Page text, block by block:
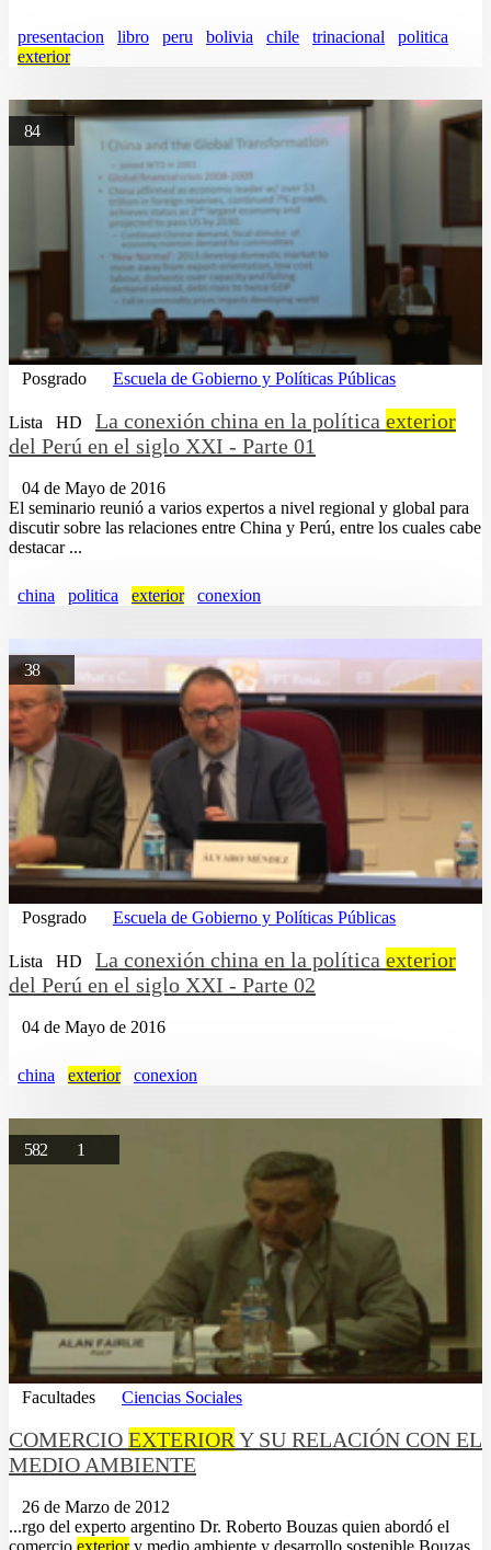
presentacion libro peru bolivia chile trinacional
politica
exterior
84
Posgrado Escuela de Gobierno y Políticas Públicas
Lista HD La conexión china en la política exterior
del Perú en el siglo XXI - Parte 01
04 de Mayo de 2016
El seminario reunió a varios expertos a nivel regional y global para
discutir sobre las relaciones entre China y Perú, entre los cuales cabe
destacar ...
china politica exterior conexion
38
Posgrado Escuela de Gobierno y Políticas Públicas
Lista HD La conexión china en la política exterior
del Perú en el siglo XXI - Parte 02
04 de Mayo de 2016
china exterior conexion
582 1
Facultades Ciencias Sociales
COMERCIO EXTERIOR Y SU RELACIÓN CON EL
MEDIO AMBIENTE
26 de Marzo de 2012
...rgo del experto argentino Dr. Roberto Bouzas quien abordó el
comercio exteriory medio ambiente y desarrollo sostenible.Bouzas